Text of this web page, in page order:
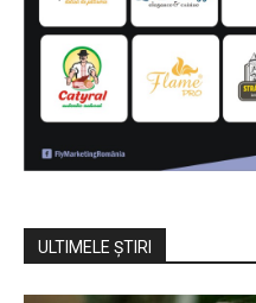
ULTIMELE ŞTIRI